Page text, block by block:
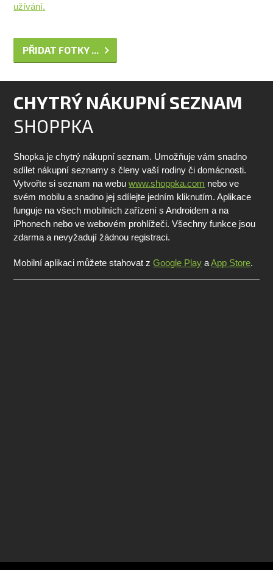
užívání.
PŘIDAT FOTKY ...
CHYTRÝ NÁKUPNÍ SEZNAM
SHOPPKA
Shopka je chytrý nákupní seznam. Umožňuje vám snadno
sdílet nákupní seznamy s členy vaší rodiny či domácnosti.
Vytvořte si seznam na webuwww.shoppka.com nebo ve
svém mobilu a snadno jej sdílejte jedním kliknutím. Aplikace
funguje na všech mobilních zařízení s Androidem a na
iPhonech nebo ve webovém prohlížeči. Všechny funkce jsou
zdarma a nevyžadují žádnou registraci.
Mobilní aplikaci můžete stahovat zGoogle Play aApp Store.